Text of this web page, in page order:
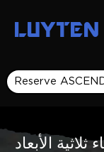
LUYTEN
Reserve
ثلاثية الأبعاد